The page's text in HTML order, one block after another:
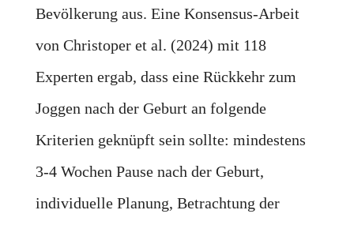
Bevölkerung aus. Eine Konsensus-Arbeit
von Christoper et al. (2024) mit 118
Experten ergab, dass eine Rückkehr zum
Joggen nach der Geburt an folgende
Kriterien geknüpft sein sollte: mindestens
3-4 Wochen Pause nach der Geburt,
individuelle Planung, Betrachtung der